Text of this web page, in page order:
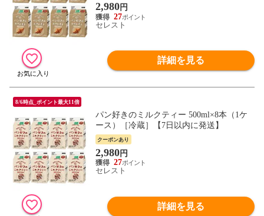
2,980円
27
セレスト
詳細を見る
8/6時点_ポイント最大11倍
パン好きのミルクティー 500ml×8本（1ケ
ース）［冷蔵］【7日以内に発送】
クーポンあり
2,980円
27
セレスト
詳細を見る